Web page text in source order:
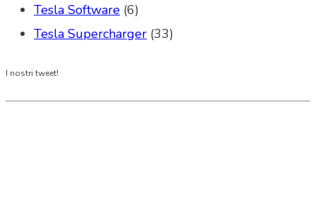
Tesla Software (6)
Tesla Supercharger (33)
I nostri tweet!